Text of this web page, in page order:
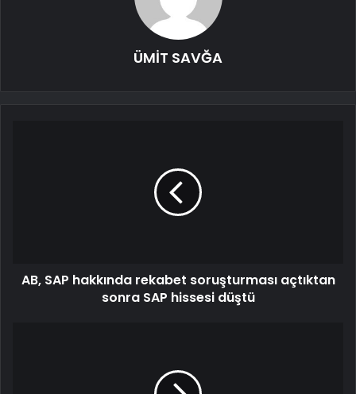
ÜMİT SAVĞA
AB, SAP hakkında rekabet soruşturması açtıktan
sonra SAP hissesi düştü